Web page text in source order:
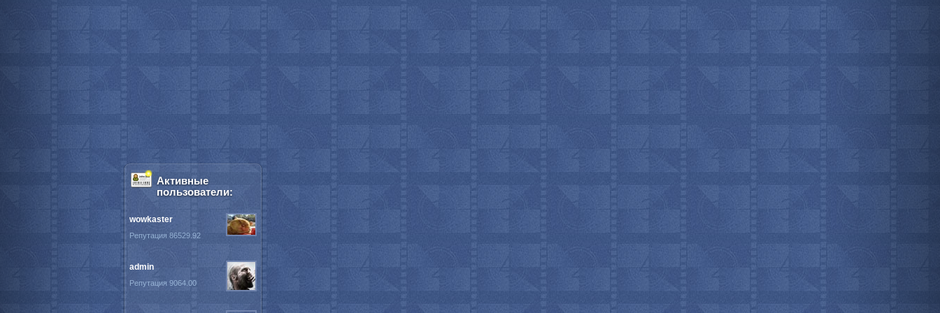
Активные
пользователи:
wowkaster
Репутация 86529.92
admin
Репутация 9064.00